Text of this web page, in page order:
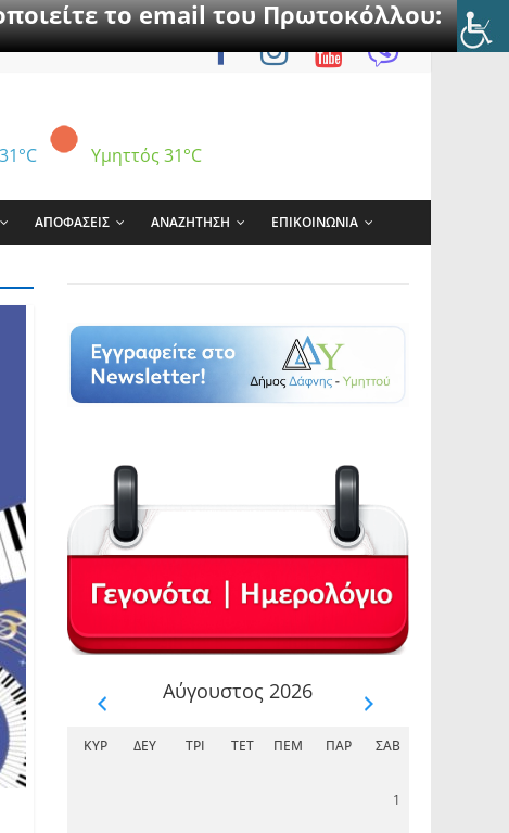
το email του Πρωτοκόλλου:
31°C Υμηττός 31°C
ΑΠΟΦΑΣΕΙΣ ΑΝΑΖΗΤΗΣΗ ΕΠΙΚΟΙΝΩΝΙΑ
Αύγουστος 2026
ΚΥΡ ΔΕΥ ΤΡΊ ΤΕΤ ΠΈΜ ΠΑΡ ΣΆΒ
1